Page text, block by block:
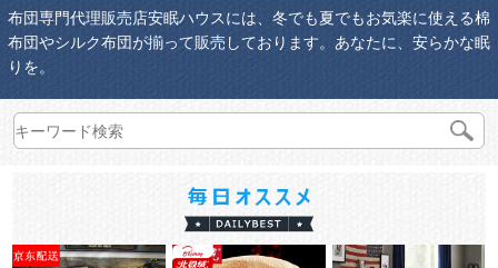
布団専門代理販売店安眠ハウスには、冬でも夏でもお気楽に使える棉
布団やシルク布団が揃って販売しております。あなたに、安らかな眠
りを。